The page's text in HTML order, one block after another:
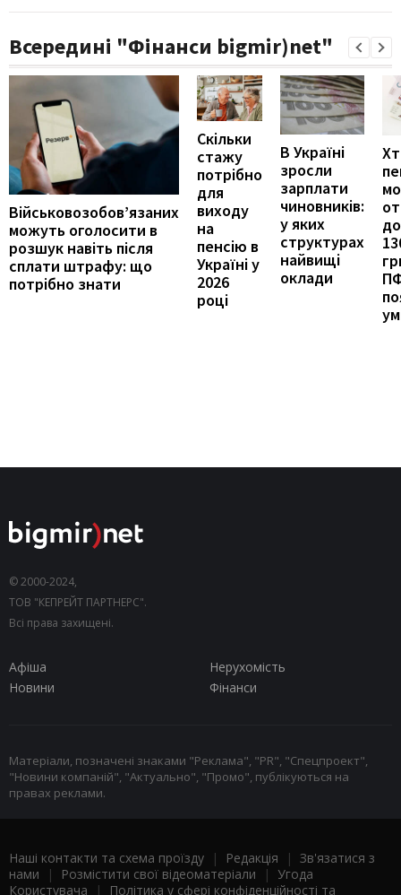
Всередині "Фінанси bigmir)net"
Військовозобов’язаних
можуть оголосити в
розшук навіть після
сплати штрафу: що
потрібно знати
Скільки
стажу
потрібно
для
виходу
на
пенсію в
Україні у
2026
році
В Україні
зросли
зарплати
чиновників:
у яких
структурах
найвищі
оклади
© 2000-2024,
ТОВ "КЕПРЕЙТ ПАРТНЕРС".
Всі права захищені.
Афіша
Нерухомість
Новини
Фінанси
Матеріали, позначені знаками "Реклама", "PR", "Спецпроект",
"Новини компаній", "Актуально", "Промо", публікуються на
правах реклами.
Наші контакти та схема проїзду | Редакція | Зв'язатися з
нами | Розмістити свої відеоматеріали | Угода
Користувача | Політика у сфері конфіденційності та